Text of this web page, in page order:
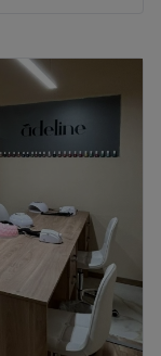
10:30–
10:30–19:00
10:30 19:00
10:30–19:00
Κλειστό
που
υπηρεσίες